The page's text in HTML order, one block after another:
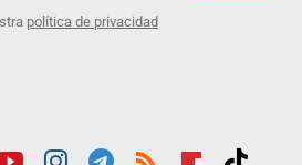
política de privacidad